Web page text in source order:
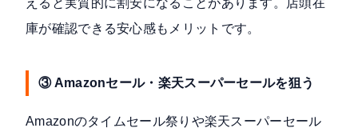
えると実質的に割安になることがあります。店頭在
庫が確認できる安心感もメリットです。
③ Amazonセール・楽天スーパーセールを狙う
Amazonのタイムセール祭りや楽天スーパーセール